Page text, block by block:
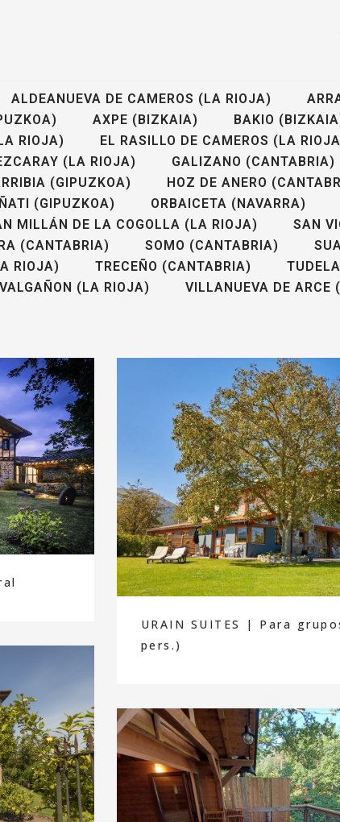
ALDEANUEVA DE CAMEROS (LA RIOJA)
AXPE (BIZKAIA) BAKIO
RIOJA)
EL RASILLO DE CAMEROS (LA
(LA RIOJA) GALIZANO (CANTABRIA)
(GIPUZKOA) HOZ DE ANERO
(GIPUZKOA) ORBAICETA (NAVARRA)
MILLÁN DE LA COGOLLA (LA RIOJA)
SAN
(CANTABRIA)
SOMO (CANTABRIA)
RIOJA)
TRECEÑO (CANTABRIA)
VALGAÑON (LA RIOJA) VILLANUEVA DE ARCE
URAIN SUITES | Para
pers.)